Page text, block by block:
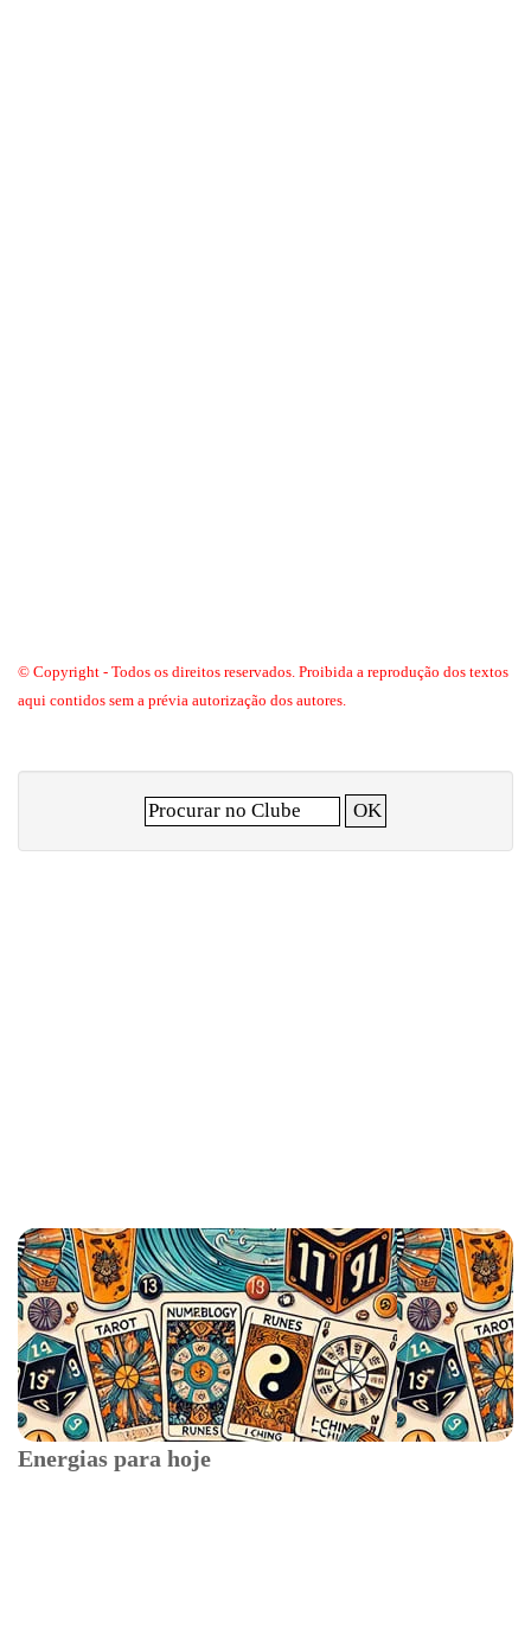
© Copyright - Todos os direitos reservados. Proibida a reprodução dos textos
aqui contidos sem a prévia autorização dos autores.
Energias para hoje